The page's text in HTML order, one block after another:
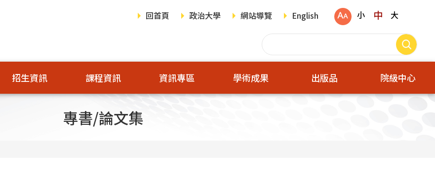
回首頁
政治大學 網站導覽 English 小 中 大
招生資訊 課程資訊 資訊專區 學術成果 出版品 院級中心
專書/論文集